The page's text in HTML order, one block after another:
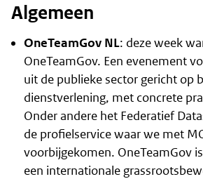
Algemeen
OneTeamGov NL: deze week
OneTeamGov. Een evenement
uit de publieke sector gericht op
dienstverlening, met concrete
Onder andere het Federatief
de profielservice waar we met
voorbijgekomen. OneTeamGov
een internationale